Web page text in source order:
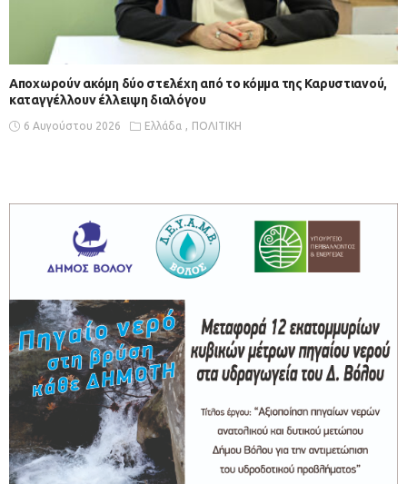
Αποχωρούν ακόμη δύο στελέχη από το κόμμα της Καρυστιανού,
καταγγέλλουν έλλειψη διαλόγου
6 Αυγούστου 2026 Ελλάδα ΠΟΛΙΤΙΚΗ